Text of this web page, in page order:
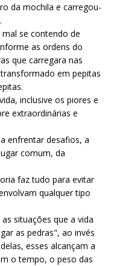
da mochila e carregou-
se contendo de
as ordens do
que carregara nas
em pepitas
inclusive os piores e
extraordinárias e
enfrentar desafios, a
comum, da
faz tudo para evitar
qualquer tipo
situações que a vida
as pedras", ao invés
esses alcançam a
o tempo, o peso das